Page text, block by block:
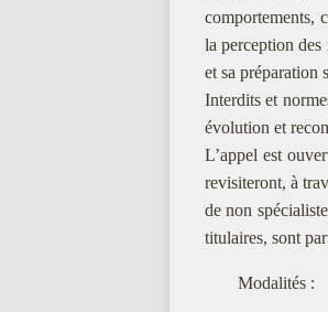
comportements,
la perception
et sa préparation
Interdits et
évolution et
L’appel est
revisiteront, à
de non
titulaires, sont
Modalités :